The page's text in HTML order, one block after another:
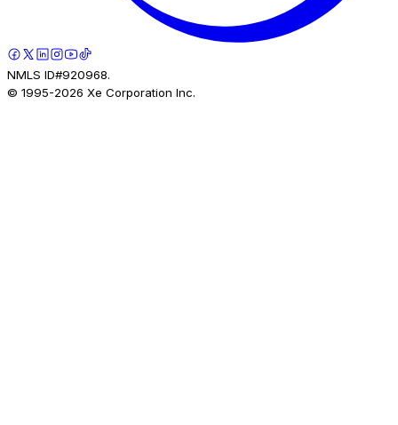
NMLS ID#920968.
© 1995-2026 Xe Corporation Inc.